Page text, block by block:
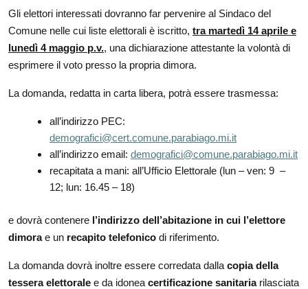
Gli elettori interessati dovranno far pervenire al Sindaco del
Comune nelle cui liste elettorali è iscritto, tra martedì 14 aprile e
lunedì 4 maggio p.v., una dichiarazione attestante la volontà di
esprimere il voto presso la propria dimora.
La domanda, redatta in carta libera, potrà essere trasmessa:
all’indirizzo PEC:
demografici@cert.comune.parabiago.mi.it
all’indirizzo email: demografici@comune.parabiago.mi.it
recapitata a mani: all’Ufficio Elettorale (lun – ven: 9 –
12; lun: 16.45 – 18)
e dovrà contenere l’indirizzo dell’abitazione in cui l’elettore
dimorae un recapito telefonico di riferimento.
La domanda dovrà inoltre essere corredata dalla copia della
tessera elettorale e da idonea certificazione sanitariarilasciata